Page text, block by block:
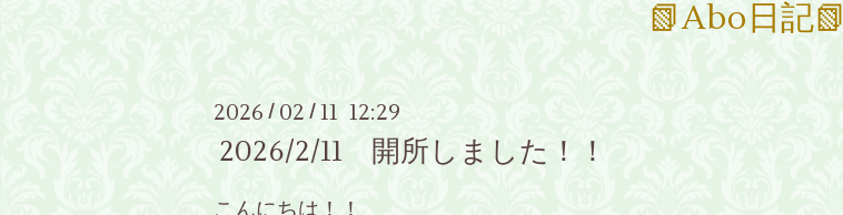
📗Abo日記📗
2026 / 02 / 11 12:29
2026/2/11 開所しました！！
こんにちは！！